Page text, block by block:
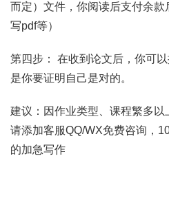
而定）文件，你阅读后支付余
写pdf等）
第四步： 在收到论文后，你可
是你要证明自己是对的。
建议：因作业类型、课程繁多
请添加客服QQ/WX免费咨询，
的加急写作